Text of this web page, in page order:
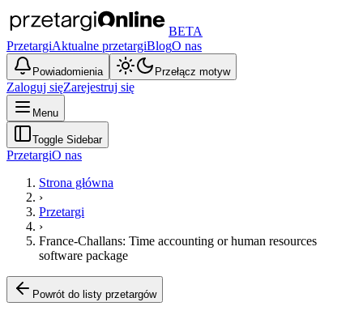
BETA
PrzetargiAktualne przetargiBlogO nas
Powiadomienia Przełącz motyw
Zaloguj sięZarejestruj się
Menu
Toggle Sidebar
PrzetargiO nas
Strona główna
›
Przetargi
›
France-Challans: Time accounting or human resources
software package
Powrót do listy przetargów